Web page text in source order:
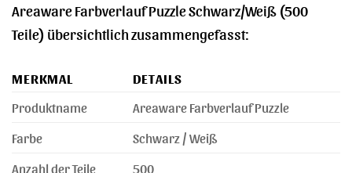
Areaware Farbverlauf Puzzle Schwarz/Weiß (500
Teile) übersichtlich zusammengefasst:
MERKMAL
DETAILS
Produktname
Areaware Farbverlauf Puzzle
Farbe
Schwarz / Weiß
Anzahl der Teile
500